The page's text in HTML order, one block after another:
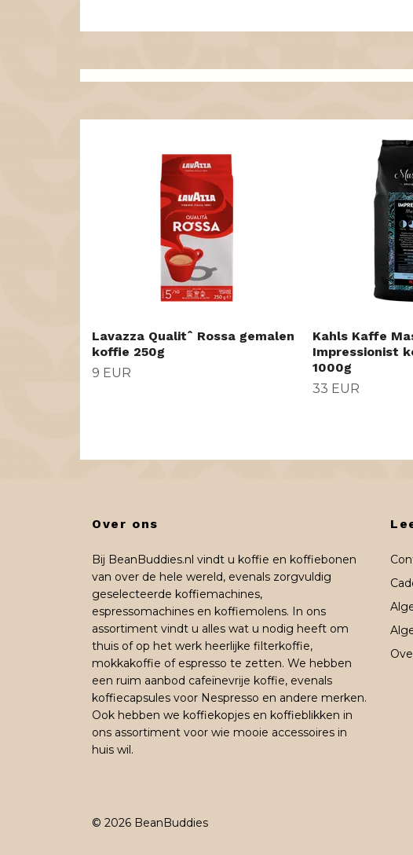
Lavazza Qualitˆ Rossa gemalen
koffie 250g
9 EUR
Kahls Kaffe
Impressionist
1000g
33 EUR
Over ons
Bij BeanBuddies.nl vindt u koffie en koffiebonen
van over de hele wereld, evenals zorgvuldig
geselecteerde koffiemachines,
espressomachines en koffiemolens. In ons
assortiment vindt u alles wat u nodig heeft om
thuis of op het werk heerlijke filterkoffie,
mokkakoffie of espresso te zetten. We hebben
een ruim aanbod cafeïnevrije koffie, evenals
koffiecapsules voor Nespresso en andere merken.
Ook hebben we koffiekopjes en koffieblikken in
ons assortiment voor wie mooie accessoires in
huis wil.
© 2026 BeanBuddies